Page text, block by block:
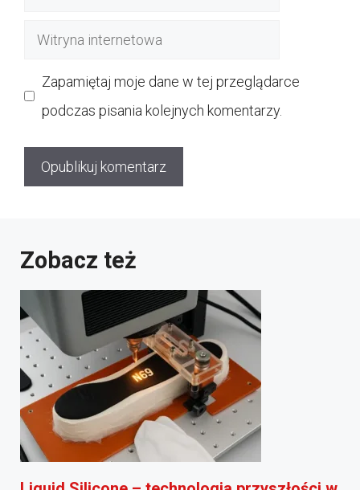
Witryna
Zapamiętaj moje dane w tej przeglądarce
podczas pisania kolejnych komentarzy.
Zobacz też